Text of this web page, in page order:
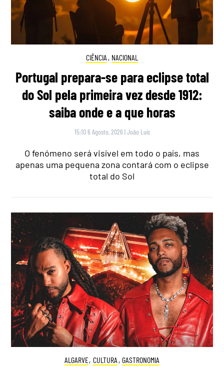
CIÊNCIA , NACIONAL
Portugal prepara-se para eclipse total
do Sol pela primeira vez desde 1912:
saiba onde e a que horas
15:10 6 Agosto, 2026 |João Luís
O fenómeno será visível em todo o país, mas
apenas uma pequena zona contará com o eclipse
total do Sol
ALGARVE, CULTURA , GASTRONOMIA